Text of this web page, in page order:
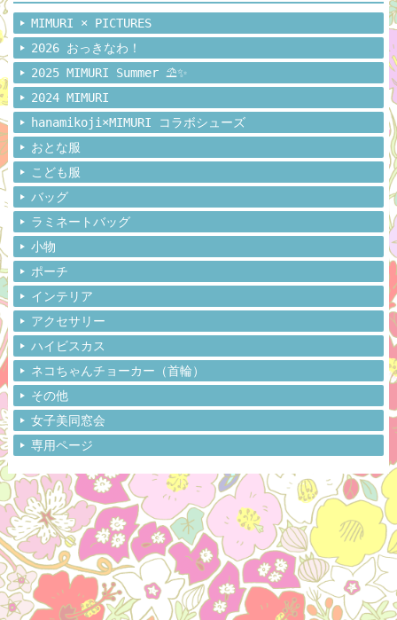
MIMURI × PICTURES
2026 おっきなわ！
2025 MIMURI Summer ⛱️✨
2024 MIMURI
hanamikoji×MIMURI コラボシューズ
おとな服
こども服
バッグ
ラミネートバッグ
小物
ポーチ
インテリア
アクセサリー
ハイビスカス
ネコちゃんチョーカー（首輪）
その他
女子美同窓会
専用ページ